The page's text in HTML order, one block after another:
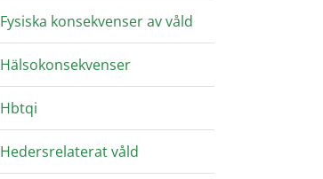
Fysiska konsekvenser av våld
Hälsokonsekvenser
Hbtqi
Hedersrelaterat våld